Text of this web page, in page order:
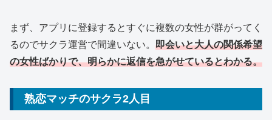
まず、アプリに登録するとすぐに複数の女性が群がってく
るのでサクラ運営で間違いない。 即会いと大人の関係希望
の女性ばかりで、明らかに返信を急がせているとわかる。
熟恋マッチのサクラ2人目